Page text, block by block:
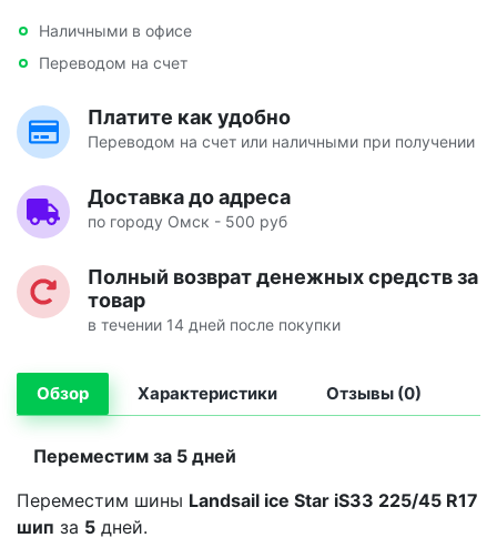
Наличными в офисе
Переводом на счет
Платите как удобно
Переводом на счет или наличными при получении
Доставка до адреса
по городу Омск - 500 руб
Полный возврат денежных средств за
товар
в течении 14 дней после покупки
Обзор Характеристики Отзывы (0)
Переместим за 5 дней
Переместим шины Landsail ice Star iS33 225/45 R17
шип за 5 дней.